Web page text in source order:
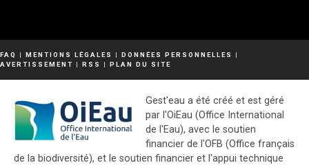
FAQ | MENTIONS LÉGALES | DONNÉES PERSONNELLES
|
AVERTISSEMENT | RSS | PLAN DU SITE
Gest'eau a été créé et est géré
par l'OiEau (Office International
de l'Eau), avec le soutien
financier de l'OFB (Office français
de la biodiversité), et le soutien financier et l'appui technique